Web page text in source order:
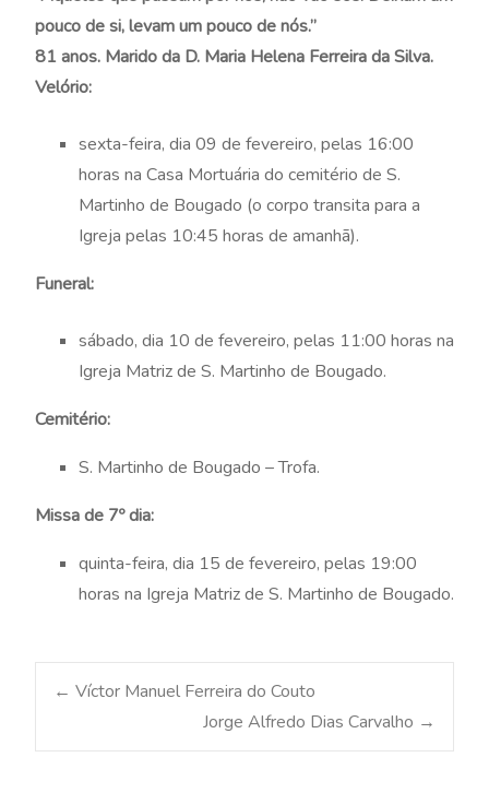
pouco de si, levam um pouco de nós.”
81 anos. Marido da D. Maria Helena Ferreira da Silva.
Velório:
sexta-feira, dia 09 de fevereiro, pelas 16:00
horas na Casa Mortuária do cemitério de S.
Martinho de Bougado (o corpo transita para a
Igreja pelas 10:45 horas de amanhã).
Funeral:
sábado, dia 10 de fevereiro, pelas 11:00 horas na
Igreja Matriz de S. Martinho de Bougado.
Cemitério:
S. Martinho de Bougado – Trofa.
Missa de 7º dia:
quinta-feira, dia 15 de fevereiro, pelas 19:00
horas na Igreja Matriz de S. Martinho de Bougado.
Post
← Víctor Manuel Ferreira do Couto
Jorge Alfredo Dias Carvalho →